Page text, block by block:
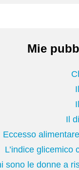
Mie
Il
Eccesso
L’indice glicemico
sono le donne a